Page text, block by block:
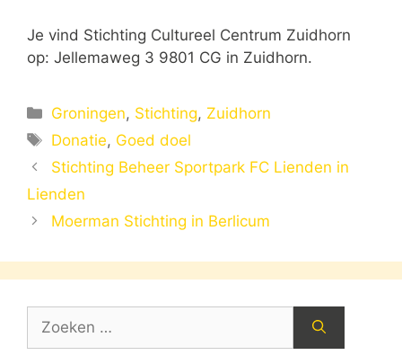
Je vind Stichting Cultureel Centrum Zuidhorn
op: Jellemaweg 3 9801 CG in Zuidhorn.
Categorieën
Groningen, Stichting, Zuidhorn
Tags
Donatie, Goed doel
Stichting Beheer Sportpark FC Lienden in
Lienden
Moerman Stichting in Berlicum
naar: